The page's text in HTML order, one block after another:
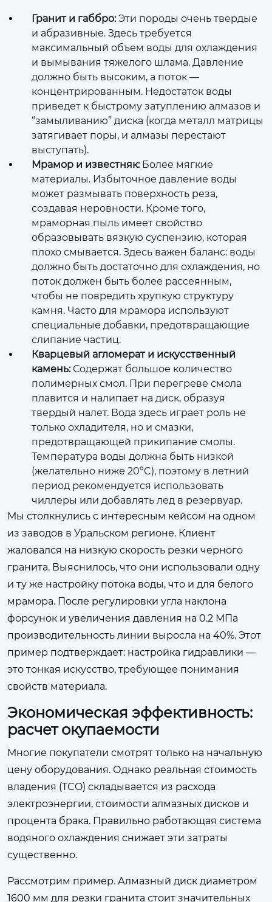
Гранит и габбро:Эти породы очень твердые
и абразивные. Здесь требуется
максимальный объем воды для охлаждения
и вымывания тяжелого шлама. Давление
должно быть высоким, а поток —
концентрированным. Недостаток воды
приведет к быстрому затуплению алмазов и
“замыливанию” диска (когда металл матрицы
затягивает поры, и алмазы перестают
выступать).
Мрамор и известняк:Более мягкие
материалы. Избыточное давление воды
может размывать поверхность реза,
создавая неровности. Кроме того,
мраморная пыль имеет свойство
образовывать вязкую суспензию, которая
плохо смывается. Здесь важен баланс: воды
должно быть достаточно для охлаждения, но
поток должен быть более рассеянным,
чтобы не повредить хрупкую структуру
камня. Часто для мрамора используют
специальные добавки, предотвращающие
слипание частиц.
Кварцевый агломерат и искусственный
камень:Содержат большое количество
полимерных смол. При перегреве смола
плавится и налипает на диск, образуя
твердый налет. Вода здесь играет роль не
только охладителя, но и смазки,
предотвращающей прикипание смолы.
Температура воды должна быть низкой
(желательно ниже 20°C), поэтому в летний
период рекомендуется использовать
чиллеры или добавлять лед в резервуар.
Мы столкнулись с интересным кейсом на одном
из заводов в Уральском регионе. Клиент
жаловался на низкую скорость резки черного
гранита. Выяснилось, что они использовали одну
и ту же настройку потока воды, что и для белого
мрамора. После регулировки угла наклона
форсунок и увеличения давления на 0.2 МПа
производительность линии выросла на 40%. Этот
пример подтверждает: настройка гидравлики —
это тонкая искусство, требующее понимания
свойств материала.
Экономическая эффективность:
расчет окупаемости
Многие покупатели смотрят только на начальную
цену оборудования. Однако реальная стоимость
владения (TCO) складывается из расхода
электроэнергии, стоимости алмазных дисков и
процента брака. Правильно работающая система
водяного охлаждения снижает эти затраты
существенно.
Рассмотрим пример. Алмазный диск диаметром
1600 мм для резки гранита стоит значительных